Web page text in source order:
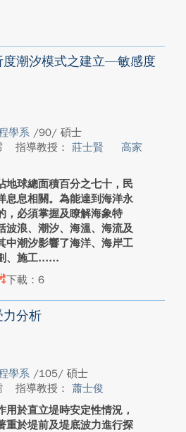
度潮汐模式之建立—敏感度
學系 /90/ 碩士
指導教授： 莊士賢
高家
球總面積百分之七十，民
息息相關。為能達到海洋永
，必須掌握及瞭解海象特
波浪、潮汐、海溫、海流及
中潮汐影響了海洋、海岸工
、施工...
下載：6
力分析
學系 /105/ 碩士
指導教授： 蕭士俊
用於直立堤時安定性情況，
重於堤前及堤底波力進行探